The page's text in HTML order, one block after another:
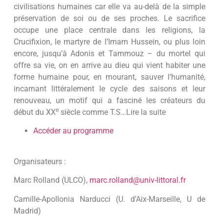
civilisations humaines car elle va au-delà de la simple
préservation de soi ou de ses proches. Le sacrifice
occupe une place centrale dans les religions, la
Crucifixion, le martyre de l’Imam Hussein, ou plus loin
encore, jusqu’à Adonis et Tammouz – du mortel qui
offre sa vie, on en arrive au dieu qui vient habiter une
forme humaine pour, en mourant, sauver l’humanité,
incarnant littéralement le cycle des saisons et leur
renouveau, un motif qui a fasciné les créateurs du
début du XXe siècle comme T.S…Lire la suite
Accéder au programme
Organisateurs :
Marc Rolland (ULCO), marc.rolland@univ-littoral.fr
Camille-Apollonia Narducci (U. d’Aix-Marseille, U de
Madrid)